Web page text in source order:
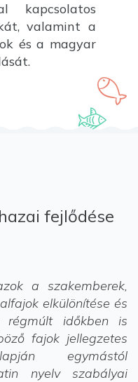
kapcsolatos
valamint a
és a magyar
fejlődése
a szakemberek,
elkülönítése és
régmúlt időkben is
fajok jellegzetes
egymástól
nyelv szabályai